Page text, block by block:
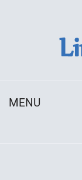
MENU